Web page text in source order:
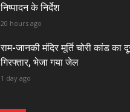
निष्पादन के निर्देश
20 hours ago
राम-जानकी मंदिर मूर्ति चोरी कांड का
गिरफ्तार, भेजा गया जेल
1 day ago